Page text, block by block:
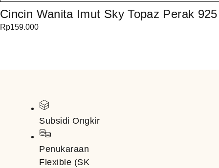
Cincin Wanita Imut Sky Topaz Perak
Rp159.000
Subsidi Ongkir
Penukaraan
Flexible (SK